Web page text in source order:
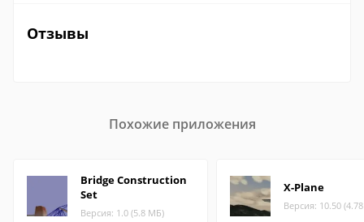
Отзывы
Похожие приложения
Bridge Construction
Set
Версия: 1.0 (5.8 МБ)
X-Plane
Версия: 10.50